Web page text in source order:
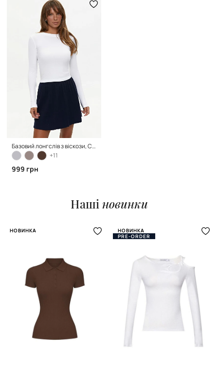
Базовий лонгслів з віскози, Clean White
+11
999 грн
Наші новинки
НОВИНКА
НОВИНКА
PRE-ORDER